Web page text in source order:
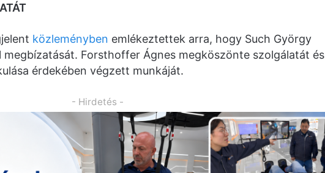
közleményben emlékeztettek arra, hogy Such György
Forsthoffer Ágnes megköszönte szolgálatát és
érdekében végzett munkáját.
- Hirdetés -